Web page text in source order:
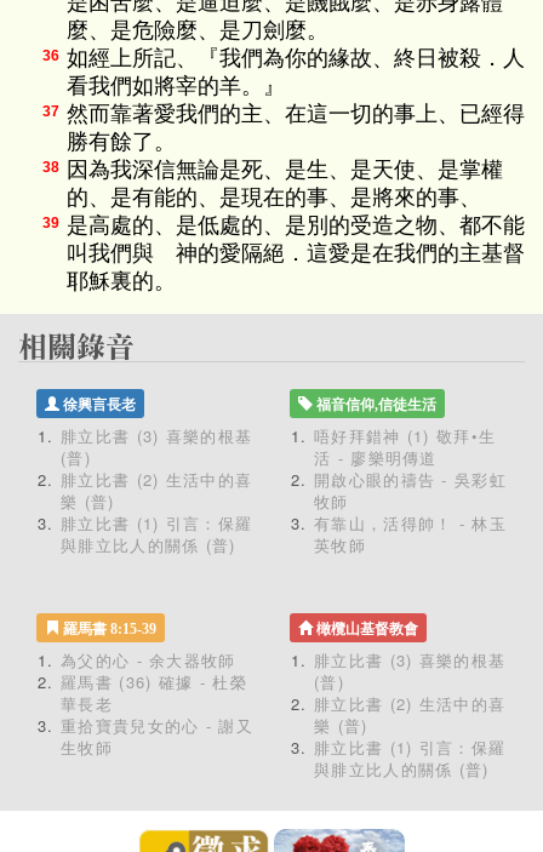
麼、是危險麼、是刀劍麼。
36 如經上所記、『我們為你的緣故、終日被殺．人
看我們如將宰的羊。』
37 然而靠著愛我們的主、在這一切的事上、已經得
勝有餘了。
38
因為我深信無論是死、是生、是天使、是掌權
的、是有能的、是現在的事、是將來的事、
39 是高處的、是低處的、是別的受造之物、都不能
叫我們與 神的愛隔絕．這愛是在我們的主基督
耶穌裏的。
徐興言長老
腓立比書 (3) 喜樂的根基
(普)
腓立比書 (2) 生活中的喜
樂 (普)
腓立比書 (1) 引言：保羅
與腓立比人的關係 (普)
福音信仰,信徒生活
唔好拜錯神 (1) 敬拜•生
活 - 廖樂明傳道
開啟心眼的禱告 - 吳彩虹
牧師
有靠山，活得帥！ - 林玉
英牧師
羅馬書 8:15-39
為父的心 - 余大器牧師
羅馬書 (36) 確據 - 杜榮
華長老
重拾寶貴兒女的心 - 謝又
生牧師
橄欖山基督教會
腓立比書 (3) 喜樂的根基
(普)
腓立比書 (2) 生活中的喜
樂 (普)
腓立比書 (1) 引言：保羅
與腓立比人的關係 (普)